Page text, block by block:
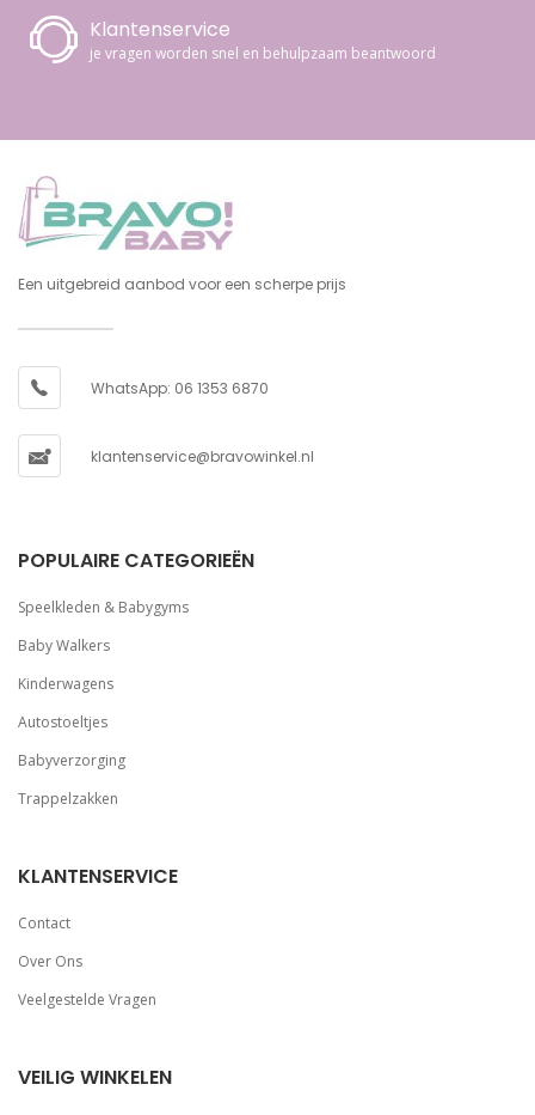
Klantenservice
je vragen worden snel en behulpzaam beantwoord
Een uitgebreid aanbod voor een scherpe prijs
WhatsApp: 06 1353 6870
klantenservice@bravowinkel.nl
POPULAIRE CATEGORIEËN
Speelkleden & Babygyms
Baby Walkers
Kinderwagens
Autostoeltjes
Babyverzorging
Trappelzakken
KLANTENSERVICE
Contact
Over Ons
Veelgestelde Vragen
VEILIG WINKELEN